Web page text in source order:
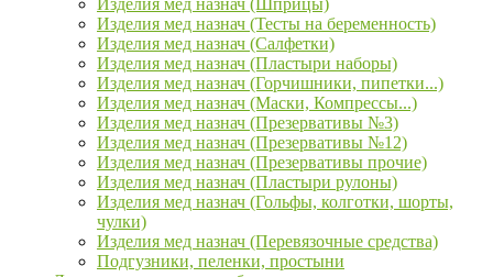
Изделия мед назнач (Шприцы)
Изделия мед назнач (Тесты на беременность)
Изделия мед назнач (Салфетки)
Изделия мед назнач (Пластыри наборы)
Изделия мед назнач (Горчишники, пипетки...)
Изделия мед назнач (Маски, Компрессы...)
Изделия мед назнач (Презервативы №3)
Изделия мед назнач (Презервативы №12)
Изделия мед назнач (Презервативы прочие)
Изделия мед назнач (Пластыри рулоны)
Изделия мед назнач (Гольфы, колготки, шорты,
чулки)
Изделия мед назнач (Перевязочные средства)
Подгузники, пеленки, простыни